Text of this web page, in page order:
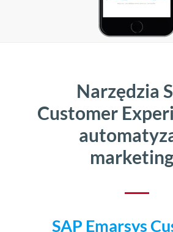
Narzędzia
Customer
SAP Emarsys